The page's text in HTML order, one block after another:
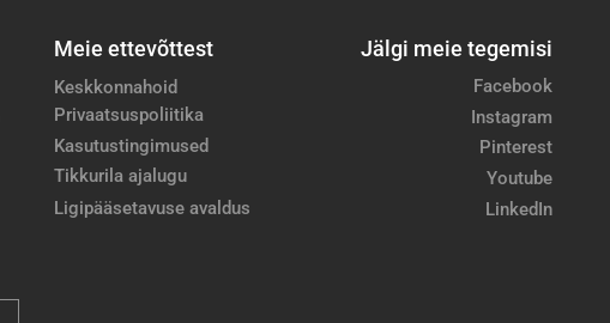
Meie ettevõttest
Keskkonnahoid
Privaatsuspoliitika
Kasutustingimused
Tikkurila ajalugu
Ligipääsetavuse avaldus
Jälgi meie tegemisi
Facebook
Instagram
Pinterest
Youtube
LinkedIn